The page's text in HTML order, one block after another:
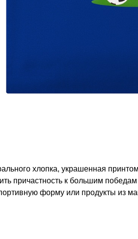
хлопка, украшенная
причастность к большим
форму или продукты из